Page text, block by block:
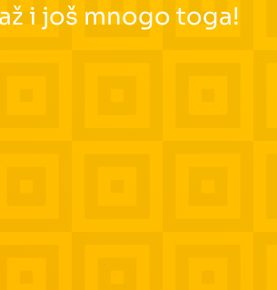
i još mnogo toga!